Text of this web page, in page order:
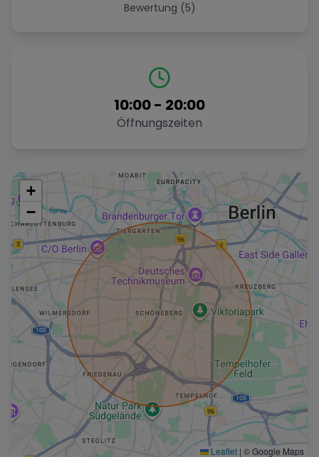
Bewertung (5)
10:00- 20:00
Öffnungszeiten
+
−
Leaflet | © Google Maps